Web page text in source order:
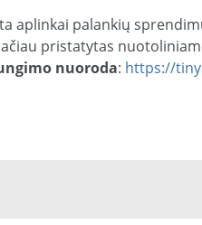
aplinkai palankių
pristatytas
nuoroda: https://